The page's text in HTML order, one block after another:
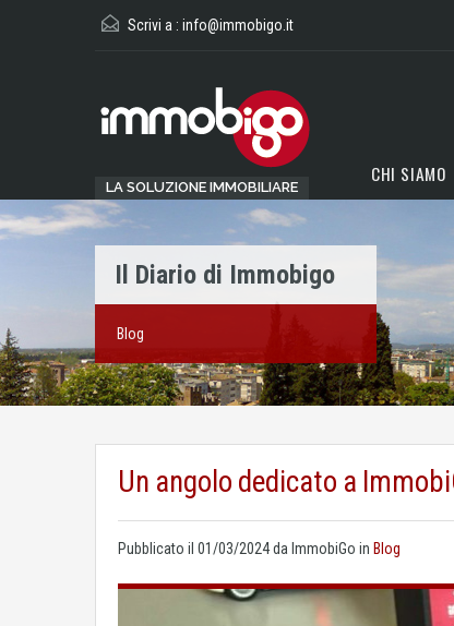
Scrivi a : info@immobigo.it
LA SOLUZIONE IMMOBILIARE
CHI SIAMO
Il Diario di Immobigo
Blog
Un angolo dedicato a
Pubblicato il 01/03/2024da ImmobiGo in Blog